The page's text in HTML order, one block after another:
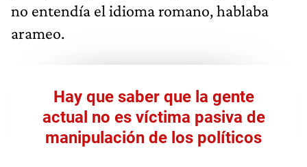
no entendía el idioma romano, hablaba
arameo.
Hay que saber que la gente
actual no es víctima pasiva de
manipulación de los políticos